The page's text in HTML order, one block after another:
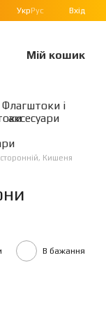
УкрРус Вхід
Мій кошик
Флагштоки і
аксесуари
Кишеня
В бажання